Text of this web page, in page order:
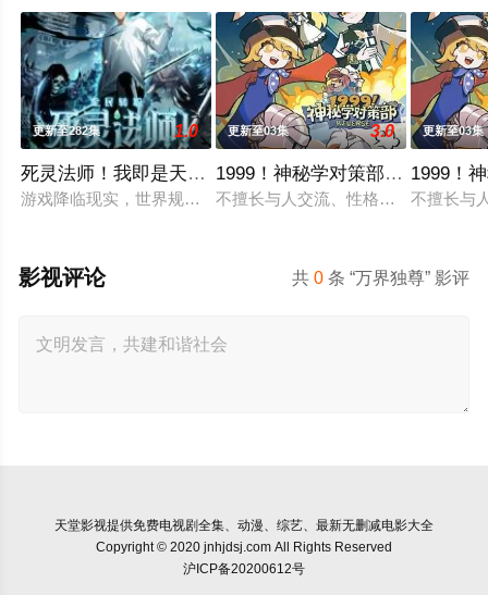
更新至282集 1.0
死灵法师！我即是天灾动态漫画
游戏降临现实，世界规则颠覆，人类进入全民转职时代。 唯有
更新至03集 3.0
1999！神秘学对策部英语
不擅长与人交流、性格腼腆的马库斯
更新至03集
1999！
不擅长与
共0 条 “万界独尊” 影评
影视评论
天堂影视提供免费电视剧全集、动漫、综艺、最新无删减电影大全
Copyright © 2020 jnhjdsj.com All Rights Reserved
沪ICP备20200612号